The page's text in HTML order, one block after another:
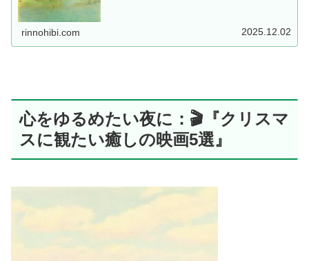
rinnohibi.com 2025.12.02
心をゆるめたい夜に：🎬『クリスマ
スに観たい癒しの映画5選』